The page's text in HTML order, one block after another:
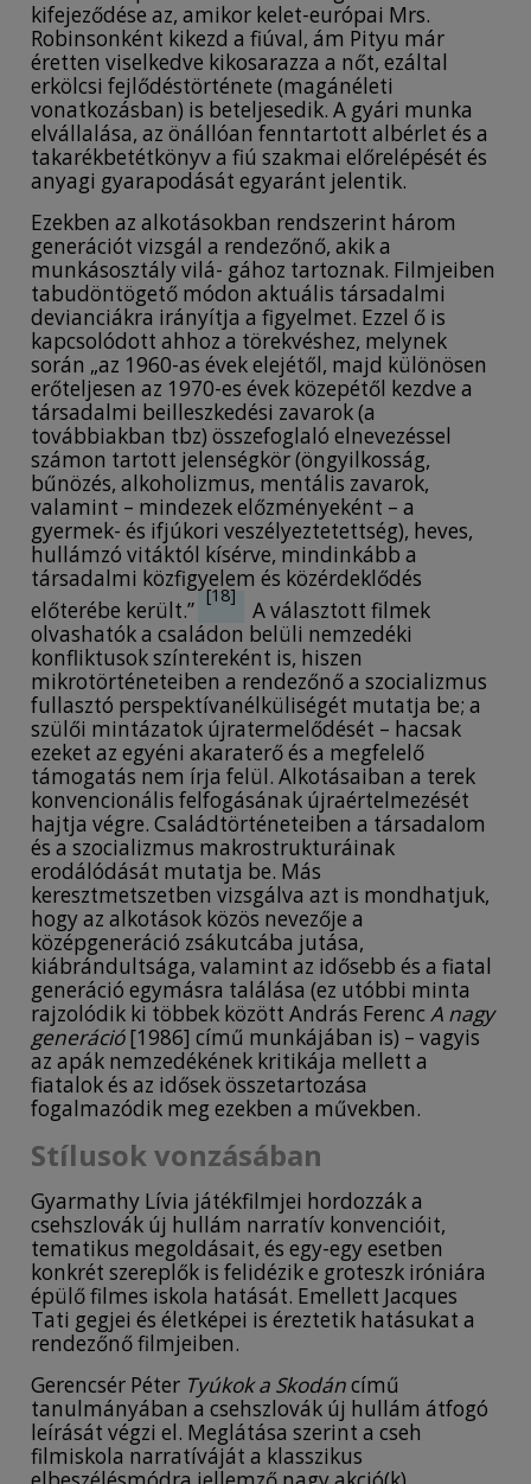
kifejeződése az, amikor kelet-európai Mrs.
Robinsonként kikezd a fiúval, ám Pityu már
éretten viselkedve kikosarazza a nőt, ezáltal
erkölcsi fejlődéstörténete (magánéleti
vonatkozásban) is beteljesedik. A gyári munka
elvállalása, az önállóan fenntartott albérlet és a
takarékbetétkönyv a fiú szakmai előrelépését és
anyagi gyarapodását egyaránt jelentik.
Ezekben az alkotásokban rendszerint három
generációt vizsgál a rendezőnő, akik a
munkásosztály vilá- gához tartoznak. Filmjeiben
tabudöntögető módon aktuális társadalmi
devianciákra irányítja a figyelmet. Ezzel ő is
kapcsolódott ahhoz a törekvéshez, melynek
során „az 1960-as évek elejétől, majd különösen
erőteljesen az 1970-es évek közepétől kezdve a
társadalmi beilleszkedési zavarok (a
továbbiakban tbz) összefoglaló elnevezéssel
számon tartott jelenségkör (öngyilkosság,
bűnözés, alkoholizmus, mentális zavarok,
valamint – mindezek előzményeként – a
gyermek- és ifjúkori veszélyeztetettség), heves,
hullámzó vitáktól kísérve, mindinkább a
társadalmi közfigyelem és közérdeklődés
előterébe került.”
[18]
A választott filmek
olvashatók a családon belüli nemzedéki
konfliktusok színtereként is, hiszen
mikrotörténeteiben a rendezőnő a szocializmus
fullasztó perspektívanélküliségét mutatja be; a
szülői mintázatok újratermelődését – hacsak
ezeket az egyéni akaraterő és a megfelelő
támogatás nem írja felül. Alkotásaiban a terek
konvencionális felfogásának újraértelmezését
hajtja végre. Családtörténeteiben a társadalom
és a szocializmus makrostrukturáinak
erodálódását mutatja be. Más
keresztmetszetben vizsgálva azt is mondhatjuk,
hogy az alkotások közös nevezője a
középgeneráció zsákutcába jutása,
kiábrándultsága, valamint az idősebb és a fiatal
generáció egymásra találása (ez utóbbi minta
rajzolódik ki többek között András Ferenc A nagy
generáció[1986] című munkájában is) – vagyis
az apák nemzedékének kritikája mellett a
fiatalok és az idősek összetartozása
fogalmazódik meg ezekben a művekben.
Stílusok vonzásában
Gyarmathy Lívia játékfilmjei hordozzák a
csehszlovák új hullám narratív konvencióit,
tematikus megoldásait, és egy-egy esetben
konkrét szereplők is felidézik e groteszk iróniára
épülő filmes iskola hatását. Emellett Jacques
Tati gegjei és életképei is éreztetik hatásukat a
rendezőnő filmjeiben.
Gerencsér Péter Tyúkok a Skodáncímű
tanulmányában a csehszlovák új hullám átfogó
leírását végzi el. Meglátása szerint a cseh
filmiskola narratíváját a klasszikus